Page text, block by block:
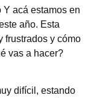
acá estamos en
año. Esta
frustrados y cómo
vas a hacer?
difícil, estando